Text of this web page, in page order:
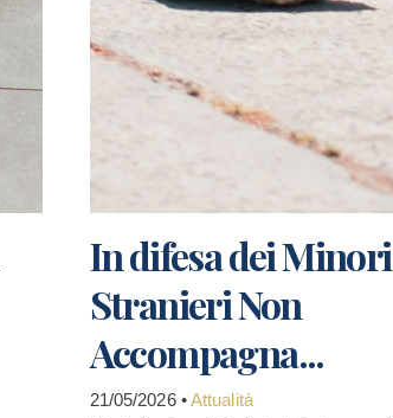
In difesa dei Minori
Stranieri Non
Accompagna...
21/05/2026 •Attualità